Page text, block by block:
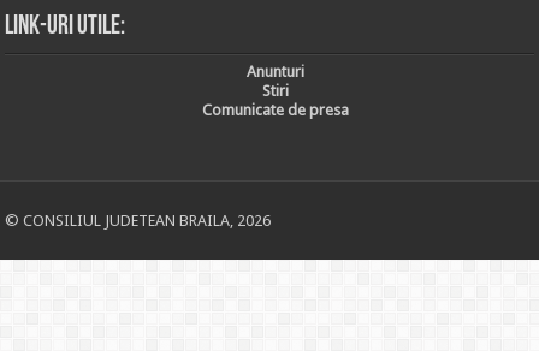
Link-uri utile:
Anunturi
Stiri
Comunicate de presa
© CONSILIUL JUDETEAN BRAILA, 2026